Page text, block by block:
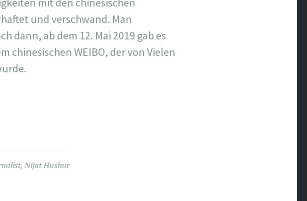
und verschwand. Man
dann, ab dem 12. Mai 2019 gab es
chinesischen WEIBO, der von Vielen
, Nijat Hushur